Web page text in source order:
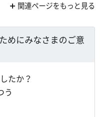
関連ページをもっと見る
めにみなさまのご意
たか？
う